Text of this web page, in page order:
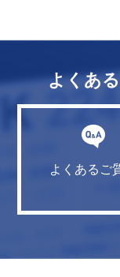
よくあ
よくあるご